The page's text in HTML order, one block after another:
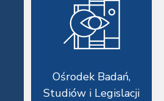
Ośrodek Badań,
Studiów i Legislacji